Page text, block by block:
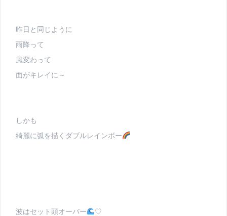
昨日と同じように
雨降って
風変わって
面がキレイに～
しかも
綺麗に弧を描くダブルレインボー
波はセット頭オーバー ♡